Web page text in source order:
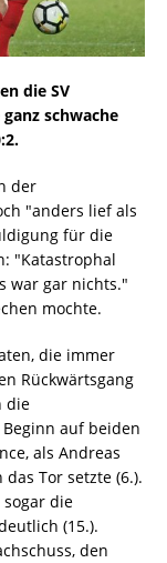
die SV
schwache
der
"anders lief als
für die
"Katastrophal
war gar nichts."
mochte.
die immer
Rückwärtsgang
die
auf beiden
als Andreas
Tor setzte (6.).
sogar die
(15.).
den